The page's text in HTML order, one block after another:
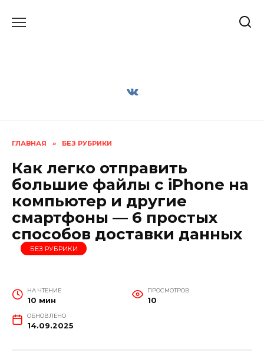
ГЛАВНАЯ » БЕЗ РУБРИКИ
Как легко отправить
большие файлы с iPhone на
компьютер и другие
смартфоны — 6 простых
способов доставки данных
БЕЗ РУБРИКИ
НА ЧТЕНИЕ
10 мин
ПРОСМОТРОВ
10
ОБНОВЛЕНО
14.09.2025